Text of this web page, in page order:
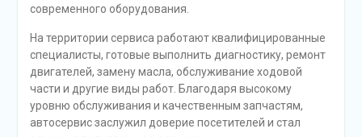
современного оборудования.
На территории сервиса работают квалифицированные
специалисты, готовые выполнить диагностику, ремонт
двигателей, замену масла, обслуживание ходовой
части и другие виды работ. Благодаря высокому
уровню обслуживания и качественным запчастям,
автосервис заслужил доверие посетителей и стал